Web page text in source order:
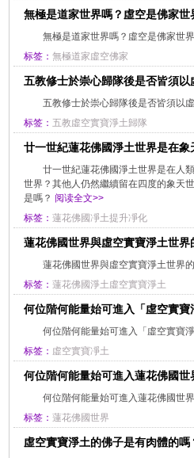
無極是道家世界嗎？虛空是佛家世
無極是道家世界嗎？虛空是佛家世
标签： 無極道家虛空佛家
五教修士於崇心歸隊後是否皆須以
五教修士於崇心歸隊後是否皆須以
标签： 五教虛空實寶淨土歸隊
廿一世紀蓮花佛國淨土世界是在象
廿一世紀蓮花佛國淨土世界是在人
世界？其他人仍然繼續留在四度的象天
是嗎？ 阅读全文>>
标签： 蓮花佛國凈土提升凈化
蓮花佛國世界與虛空實寶淨土世界
蓮花佛國世界與虛空實寶淨土世界
标签： 蓮花佛國淨土虛空實寶淨土
何位階何能量始可進入「虛空實寶
何位階何能量始可進入「虛空實寶
标签： 虛空實寶凈土
何位階何能量始可進入蓮花佛國世
何位階何能量始可進入蓮花佛國世
标签： 蓮花佛國世界
虛空實寶淨土的佛子是有肉體的嗎